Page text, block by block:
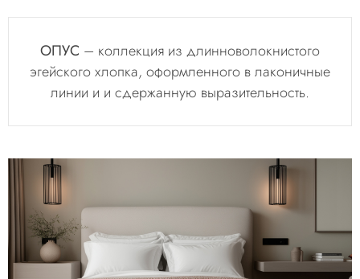
ОПУС – коллекция из длинноволокнистого
эгейского хлопка, оформленного в лаконичные
линии и и сдержанную выразительность.